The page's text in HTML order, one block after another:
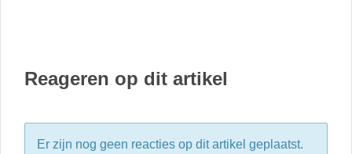
Reageren op dit artikel
Er zijn nog geen reacties op dit artikel geplaatst.